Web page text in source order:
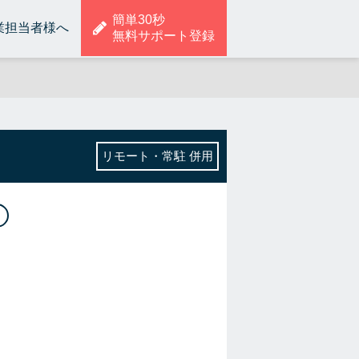
担当者様へ
簡単30秒
無料サポート登録
リモート・常駐 併用